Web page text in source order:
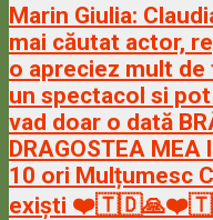
Marin Giulia:
mai căutat actor,
o apreciez mult
un spectacol si
vad doar o dată
DRAGOSTEA
10 ori Mulțumesc
exiști